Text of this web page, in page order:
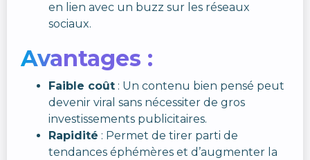
en lien avec un buzz sur les réseaux
sociaux.
Avantages :
Faible coût : Un contenu bien pensé peut
devenir viral sans nécessiter de gros
investissements publicitaires.
Rapidité : Permet de tirer parti de
tendances éphémères et d’augmenter la